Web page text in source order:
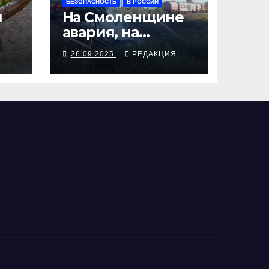
БЕЗОПАСНОСТЬ В РОССИИ
На Смоленщине
авария, на
Псковщине
взрыв
26.09.2025 РЕДАКЦИЯ